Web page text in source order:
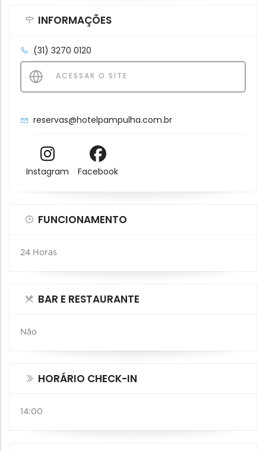
INFORMAÇÕES
(31) 3270 0120
ACESSAR O SITE
reservas@hotelpampulha.com.br
Instagram Facebook
FUNCIONAMENTO
24 Horas
BAR E RESTAURANTE
Não
HORÁRIO CHECK-IN
14:00